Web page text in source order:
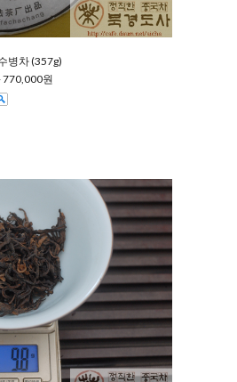
병차 (357g)
770,000원